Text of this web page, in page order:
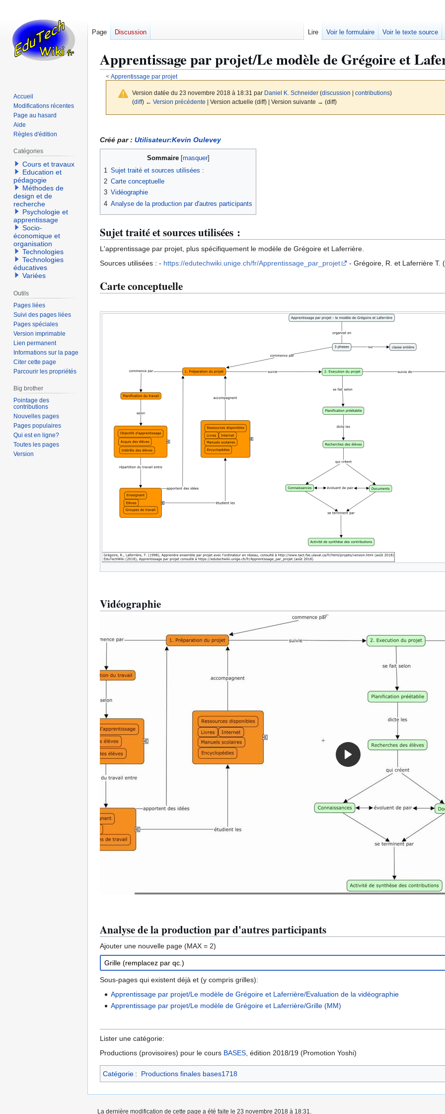
Apprentissage par projet/Le modèle de Grégoire et
< Apprentissage par projet
Version datée du 23 novembre 2018 à 18:31 par Daniel K. Schneider (discussion contributions)
(diff) ← Version précédente | Version actuelle (diff) | Version suivante → (diff)
à
la
à
la
Créé par : Utilisateur:Kevin Oulevey
Sommaire
1 Sujet traité et sources utilisées :
2 Carte conceptuelle
3 Vidéographie
4 Analyse de la production par d'autres participants
Sujet traité et sources utilisées :
L'apprentissage par projet, plus spécifiquement le modèle de Grégoire et Laferrière.
Sources utilisées : - https://edutechwiki.unige.ch/fr/Apprentissage_par_projet - Grégoire, R. et Laferrière T.
Carte conceptuelle
Vidéographie
Analyse de la production par d'autres participants
Ajouter une nouvelle page (MAX = 2)
Sous-pages qui existent déjà et (y compris grilles):
Apprentissage par projet/Le modèle de Grégoire et Laferrière/Evaluation de la vidéographie
Apprentissage par projet/Le modèle de Grégoire et Laferrière/Grille (MM)
Lister une catégorie:
Productions (provisoires) pour le cours BASES , édition 2018/19 (Promotion Yoshi)
Catégorie : Productions finales bases1718
Page Discussion Lire Voir le formulaire Voir le texte source
Accueil
Modifications récentes
Page au hasard
Aide
Règles d'édition
Catégories
Cours et travaux
Education et
pédagogie
Méthodes de
design et de
recherche
Psychologie et
apprentissage
Socio-
économique et
organisation
Technologies
Technologies
éducatives
Variées
Outils
Pages liées
Suivi des pages liées
Pages spéciales
Version imprimable
Lien permanent
Informations sur la page
Citer cette page
Parcourir les propriétés
Big brother
Pointage des
contributions
Nouvelles pages
Pages populaires
Qui est en ligne?
Toutes les pages
Version
La dernière modification de cette page a été faite le 23 novembre 2018 à 18:31.